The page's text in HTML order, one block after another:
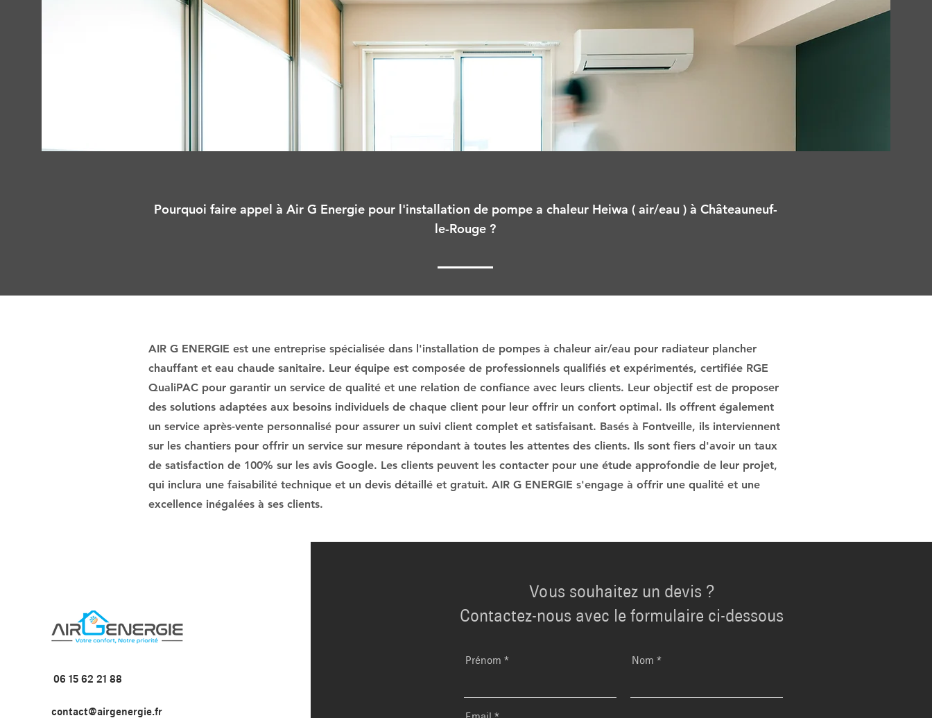
Pourquoi faire appel à Air G Energie pour l'installation de pompe a chaleur Heiwa ( air/eau ) à Châteauneuf-
le-Rouge ?
AIR G ENERGIE est une entreprise spécialisée dans l'installation de pompes à chaleur air/eau pour radiateur plancher
chauffant et eau chaude sanitaire. Leur équipe est composée de professionnels qualifiés et expérimentés, certifiée RGE
QualiPAC pour garantir un service de qualité et une relation de confiance avec leurs clients. Leur objectif est de proposer
des solutions adaptées aux besoins individuels de chaque client pour leur offrir un confort optimal. Ils offrent également
un service après-vente personnalisé pour assurer un suivi client complet et satisfaisant. Basés à Fontveille, ils interviennent
sur les chantiers pour offrir un service sur mesure répondant à toutes les attentes des clients. Ils sont fiers d'avoir un taux
de satisfaction de 100% sur les avis Google. Les clients peuvent les contacter pour une étude approfondie de leur projet,
qui inclura une faisabilité technique et un devis détaillé et gratuit. AIR G ENERGIE s'engage à offrir une qualité et une
excellence inégalées à ses clients.
06 15 62 21 88
contact@airgenergie.fr
Vous souhaitez un devis ?
Contactez-nous avec le formulaire ci-dessous
Prénom Nom